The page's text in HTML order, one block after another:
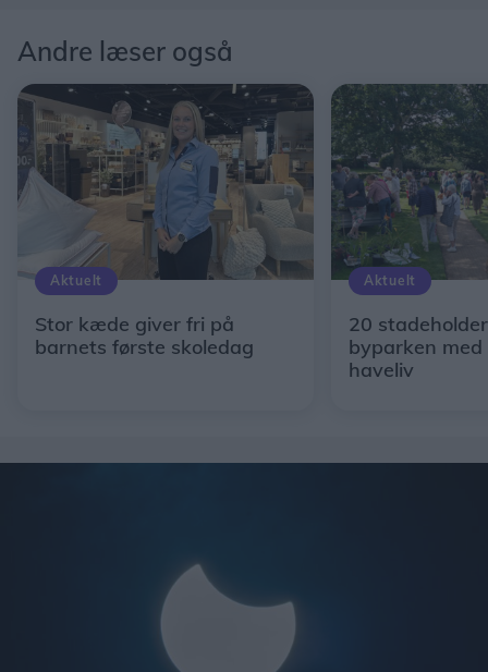
Andre læser også
Aktuelt
Stor kæde giver fri på
barnets første skoledag
Aktuelt
20
byparken
haveliv